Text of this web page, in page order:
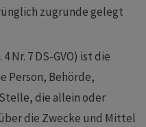
zugrunde gelegt
4 Nr. 7 DS-GVO) ist die
Person, Behörde,
die allein oder
die Zwecke und Mittel